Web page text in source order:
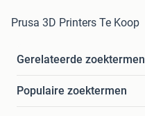
Prusa 3D Printers Te Koop
Gerelateerde zoektermen
Populaire zoektermen